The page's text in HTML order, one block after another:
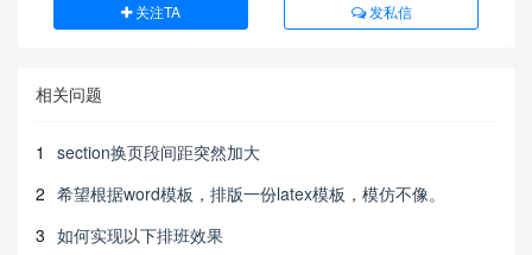
关注TA 发私信
相关问题
1
section换页段间距突然加大
2 希望根据word模板，排版一份latex模板，模仿不像。
3 如何实现以下排班效果